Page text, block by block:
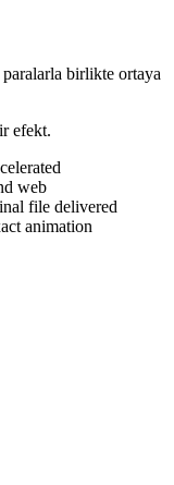
birlikte ortaya
efekt.
web
file delivered
animation